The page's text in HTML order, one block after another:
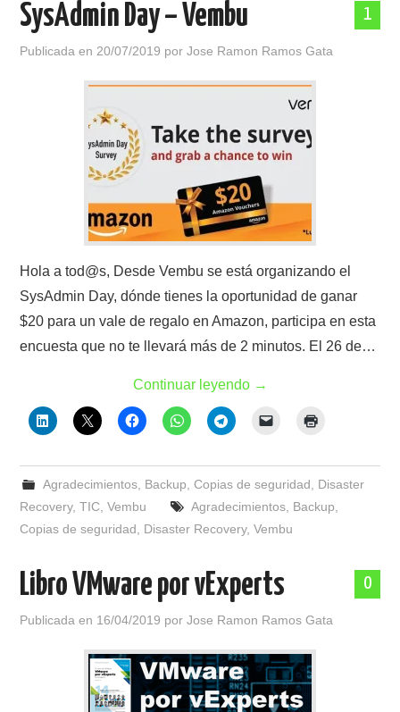
POLÍTICA DE PRIVACIDAD
1
SysAdmin Day – Vembu
Publicada en 20/07/2019 porJose Ramon Ramos Gata
Hola a tod@s, Desde Vembu se está organizando el
SysAdmin Day, dónde tienes la oportunidad de ganar
$20 para un vale de regalo en Amazon, participa en esta
encuesta que no te llevará más de 2 minutos. El 26 de…
Continuar leyendo →
Agradecimientos, Backup Copias de seguridad
Disaster
Recovery,TIC ,Vembu Agradecimientos, Backup
Copias de seguridad
Disaster Recovery,Vembu
0
Libro VMware por vExperts
Publicada en 16/04/2019 porJose Ramon Ramos Gata